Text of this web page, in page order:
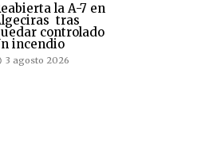
la A-7 en
tras
controlado
incendio
3 agosto 2026